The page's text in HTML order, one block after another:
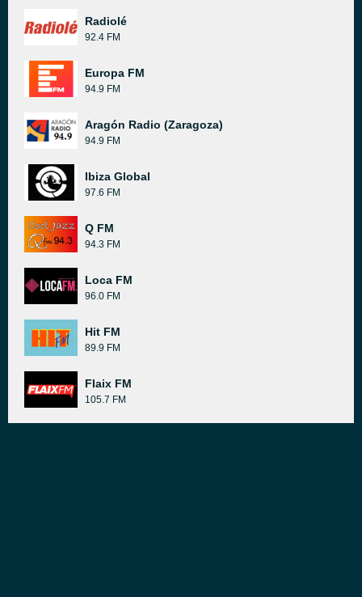
Radiolé
92.4 FM
Europa FM
94.9 FM
Aragón Radio (Zaragoza)
94.9 FM
Ibiza Global
97.6 FM
Q FM
94.3 FM
Loca FM
96.0 FM
Hit FM
89.9 FM
Flaix FM
105.7 FM